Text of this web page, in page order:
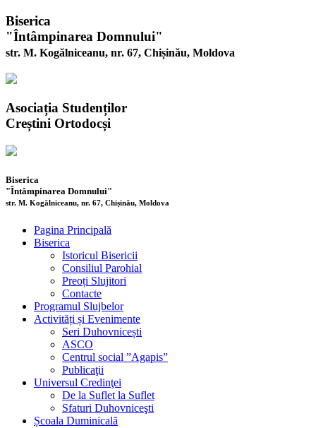
Biserica
"Întâmpinarea Domnului"
str. M. Kogălniceanu, nr. 67, Chișinău, Moldova
Asociația Studenților
Creștini Ortodocși
Biserica
"Întâmpinarea Domnului"
str. M. Kogălniceanu, nr. 67, Chișinău, Moldova
Pagina Principală
Biserica
Istoricul Bisericii
Consiliul Parohial
Preoți Slujitori
Contacte
Programul Slujbelor
Activități și Evenimente
Seri Duhovnicești
ASCO
Centrul social ”Agapis”
Publicaţii
Universul Credinţei
De la Suflet la Suflet
Sfaturi Duhovniceşti
Școala Duminicală